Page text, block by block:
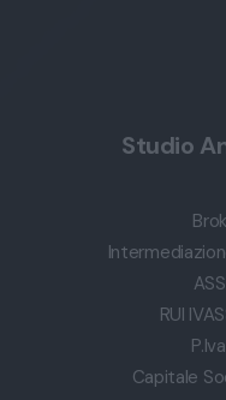
Studio
RUI
Capitale